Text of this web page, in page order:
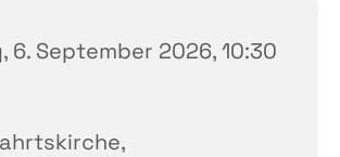
6. September 2026, 10:30